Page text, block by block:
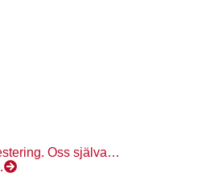
Oss själva…